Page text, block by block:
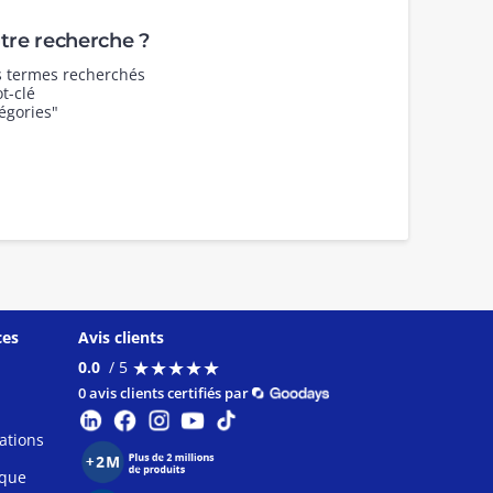
recherche ?
recherchés
clé
Avis clients
0.0 / 5 ★★★★★
★★★★★
0 avis clients certifiés par